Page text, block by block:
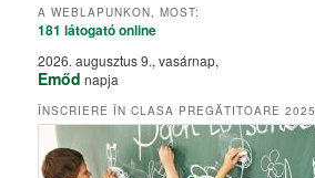
A WEBLAPUNKON, MOST:
181 látogatóonline
2026. augusztus 9., vasárnap,
Emőd napja
ÎNSCRIERE ÎN CLASA PREGĂTITOARE 2025